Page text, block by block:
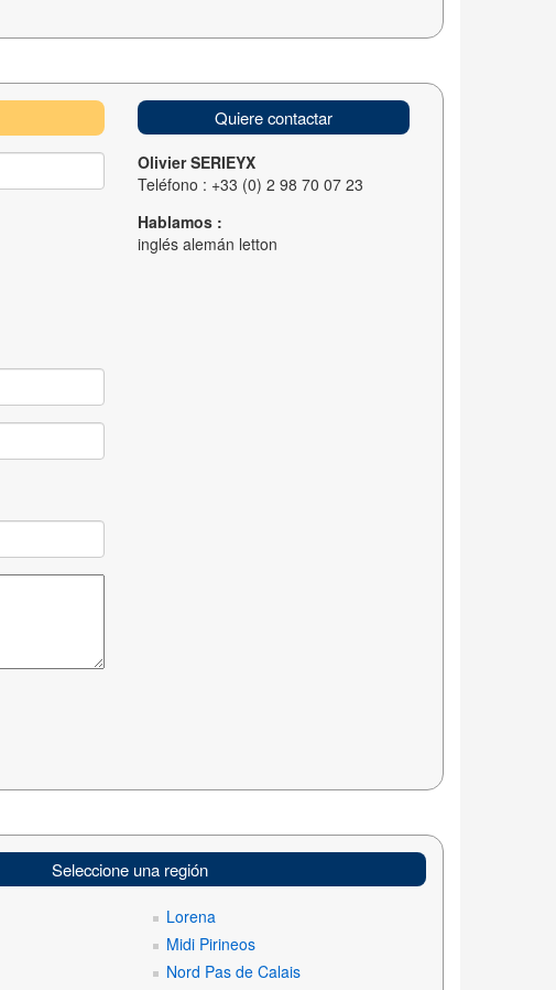
Quiere contactar
Olivier SERIEYX
Teléfono : +33 (0) 2 98 70 07 23
Hablamos :
inglés alemán letton
Seleccione una región
Lorena
Midi Pirineos
Nord Pas de Calais